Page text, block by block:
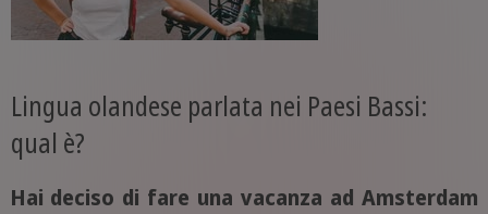
Lingua olandese parlata nei Paesi Bassi:
qual è?
Hai deciso di fare una vacanza ad Amsterdam